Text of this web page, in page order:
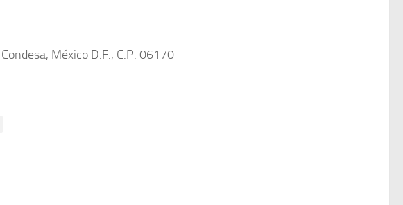
México D.F., C.P. 06170